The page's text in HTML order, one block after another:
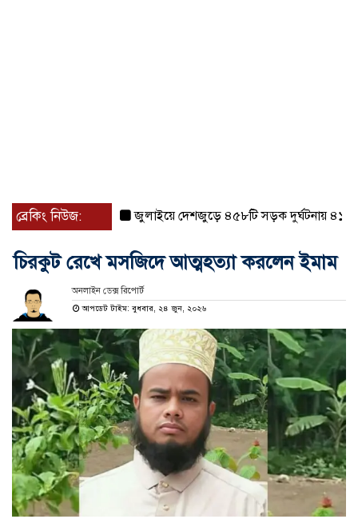
ব্রেকিং নিউজ: জুলাইয়ে দেশজুড়ে ৪৫৮টি সড়ক দুর্ঘটনায় ৪১৬ জন
চিরকুট রেখে মসজিদে আত্মহত্যা করলেন ইমাম
অনলাইন ডেক্স রিপোর্ট
আপডেট টাইম: বুধবার, ২৪ জুন, ২০২৬